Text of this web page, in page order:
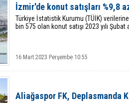
İzmir'de konut satışları %9,8
Türkiye İstatistik Kurumu (TÜİK)
bin 575 olan konut satışı 2023 yılı
16 Mart 2023 Perşembe 10:55
Aliağaspor FK, Deplasmanda